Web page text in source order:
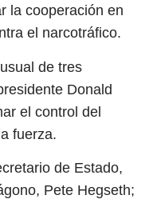
la cooperación en
el narcotráfico.
de tres
Donald
el control del
fuerza.
de Estado,
Pete Hegseth;